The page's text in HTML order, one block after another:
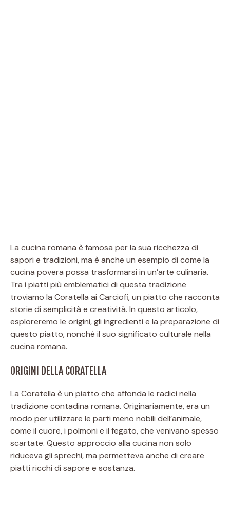
La cucina romana è famosa per la sua ricchezza di
sapori e tradizioni, ma è anche un esempio di come la
cucina povera possa trasformarsi in un’arte culinaria.
Tra i piatti più emblematici di questa tradizione
troviamo la Coratella ai Carciofi, un piatto che racconta
storie di semplicità e creatività. In questo articolo,
esploreremo le origini, gli ingredienti e la preparazione di
questo piatto, nonché il suo significato culturale nella
cucina romana.
ORIGINI DELLA CORATELLA
La Coratella è un piatto che affonda le radici nella
tradizione contadina romana. Originariamente, era un
modo per utilizzare le parti meno nobili dell’animale,
come il cuore, i polmoni e il fegato, che venivano spesso
scartate. Questo approccio alla cucina non solo
riduceva gli sprechi, ma permetteva anche di creare
piatti ricchi di sapore e sostanza.